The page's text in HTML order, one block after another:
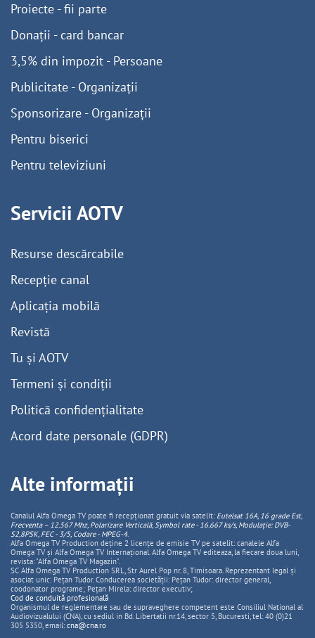
Proiecte - fii parte
Donații - card bancar
3,5% din impozit - Persoane
Publicitate - Organizații
Sponsorizare - Organizații
Pentru biserici
Pentru televiziuni
Servicii AOTV
Resurse descărcabile
Recepție canal
Aplicația mobilă
Revistă
Tu și AOTV
Termeni și condiții
Politică confidențialitate
Acord date personale (GDPR)
Alte informații
Canalul Alfa Omega TV poate fi recepționat gratuit via satelit: Eutelsat 16A, 16 grade Est,
Frecventa – 12.567 Mhz, PolarizareVerticală, Symbol rate - 16.667 ks/s, Modulație: DVB-
S2,8PSK, FEC - 3/5, Codare - MPEG-4.
Alfa Omega TV Production deține 2 licențe de emisie TV pe satelit: canalele Alfa
Omega TV și Alfa Omega TV Internațional. Alfa Omega TV editeaza, la fiecare doua luni,
revista: "Alfa Omega TV Magazin".
SC Alfa Omega TV Production SRL, Str Aurel Pop nr. 8, Timisoara. Reprezentant legal și
asociat unic: Pețan Tudor. Conducerea societății: Pețan Tudor: director general,
coodonator programe; Pețan Mirela: director executiv;
Cod de conduită profesională
Organismul de reglementare sau de supraveghere competent este Consiliul National al
Audiovizualului (CNA), cu sediul in Bd. Libertatii nr.14, sector 5, Bucuresti, tel: 40 (0)21
305 5350, email: cna@cna.ro